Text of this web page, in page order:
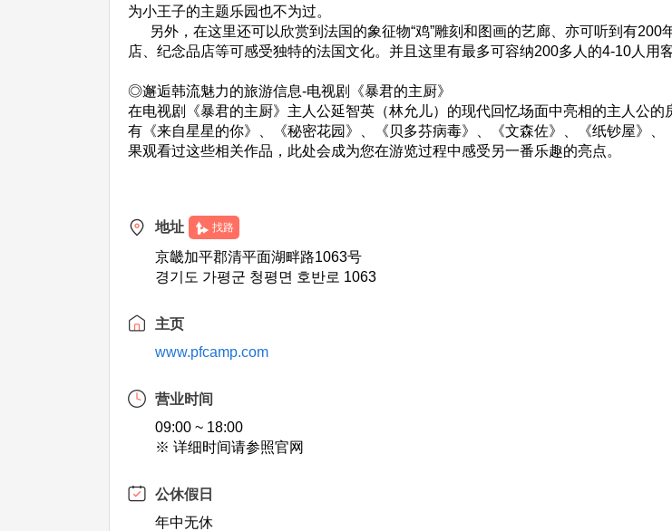
为小王子的主题乐园也不为过。
另外，在这里还可以欣赏到法国的象征物“鸡”雕刻和图画的艺廊、亦可听到有200
店、纪念品店等可感受独特的法国文化。并且这里有最多可容纳200多人的4-10人用
◎邂逅韩流魅力的旅游信息-电视剧《暴君的主厨》
在电视剧《暴君的主厨》主人公延智英（林允儿）的现代回忆场面中亮相的主人公
有《来自星星的你》、《秘密花园》、《贝多芬病毒》、《文森佐》、《纸钞屋》
果观看过这些相关作品，此处会成为您在游览过程中感受另一番乐趣的亮点。
地址 找路
京畿加平郡清平面湖畔路1063号
경기도 가평군 청평면 호반로 1063
主页
www.pfcamp.com
营业时间
09:00 ~ 18:00
※ 详细时间请参照官网
公休假日
年中无休